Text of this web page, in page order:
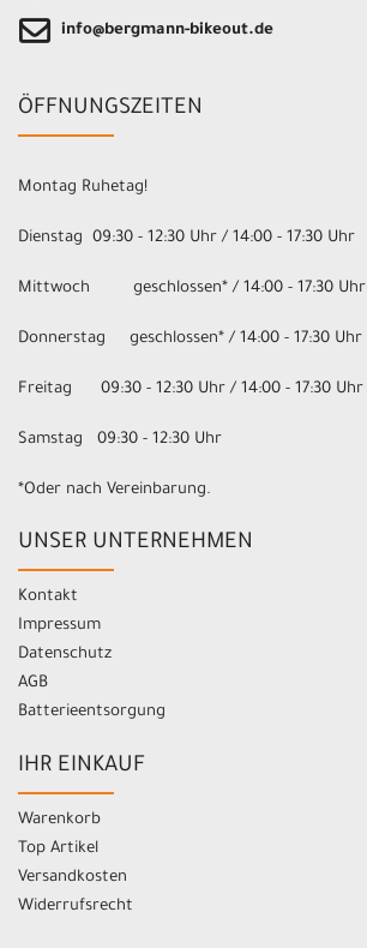
info@bergmann-bikeout.de
ÖFFNUNGSZEITEN
Montag Ruhetag!
Dienstag 09:30 - 12:30 Uhr / 14:00 - 17:30 Uhr
Mittwoch geschlossen* / 14:00 - 17:30 Uhr
Donnerstag geschlossen* / 14:00 - 17:30 Uhr
Freitag 09:30 - 12:30 Uhr / 14:00 - 17:30 Uhr
Samstag 09:30 - 12:30 Uhr
*Oder nach Vereinbarung.
UNSER UNTERNEHMEN
Kontakt
Impressum
Datenschutz
AGB
Batterieentsorgung
IHR EINKAUF
Warenkorb
Top Artikel
Versandkosten
Widerrufsrecht